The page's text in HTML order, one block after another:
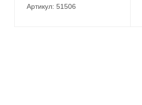
Артикул: 51506